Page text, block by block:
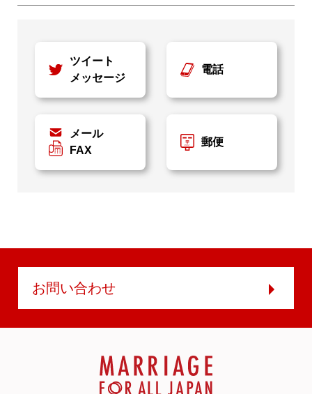
ツイート
メッセージ
電話
メール
FAX
郵便
お問い合わせ